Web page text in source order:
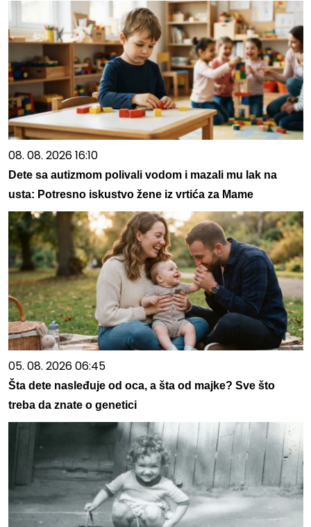
08. 08. 2026 16:10
Dete sa autizmom polivali vodom i mazali mu lak na
usta: Potresno iskustvo žene iz vrtića za Mame
05. 08. 2026 06:45
Šta dete nasleđuje od oca, a šta od majke? Sve što
treba da znate o genetici